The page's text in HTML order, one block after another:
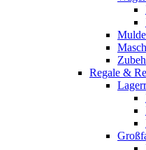
Regale &